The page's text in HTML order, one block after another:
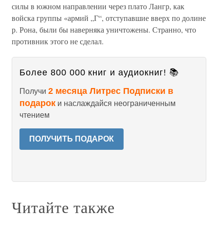
силы в южном направлении через плато Лангр, как
войска группы «армий „Г“, отступавшие вверх по долине
р. Рона, были бы наверняка уничтожены. Странно, что
противник этого не сделал.
Более 800 000 книг и аудиокниг! 📚
Получи 2 месяца Литрес Подписки в
подарок и наслаждайся неограниченным
чтением
ПОЛУЧИТЬ ПОДАРОК
Читайте также